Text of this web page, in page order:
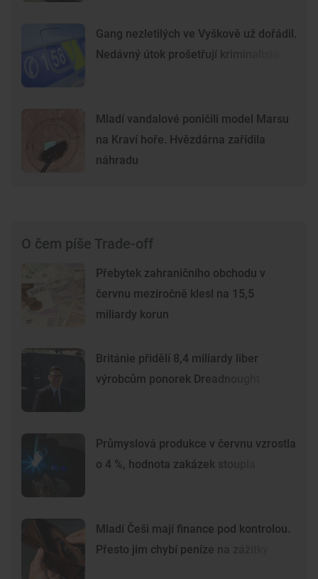
Gang nezletilých ve Vyškově už dořádil.
Nedávný útok prošetřují kriminalisté
Mladí vandalové poničili model Marsu
na Kraví hoře. Hvězdárna zařídila
náhradu
O čem píše Trade-off
Přebytek zahraničního obchodu v
červnu meziročně klesl na 15,5
miliardy korun
Británie přidělí 8,4 miliardy liber
výrobcům ponorek Dreadnought
Průmyslová produkce v červnu vzrostla
o 4 %, hodnota zakázek stoupla
Mladí Češi mají finance pod kontrolou.
Přesto jim chybí peníze na zážitky